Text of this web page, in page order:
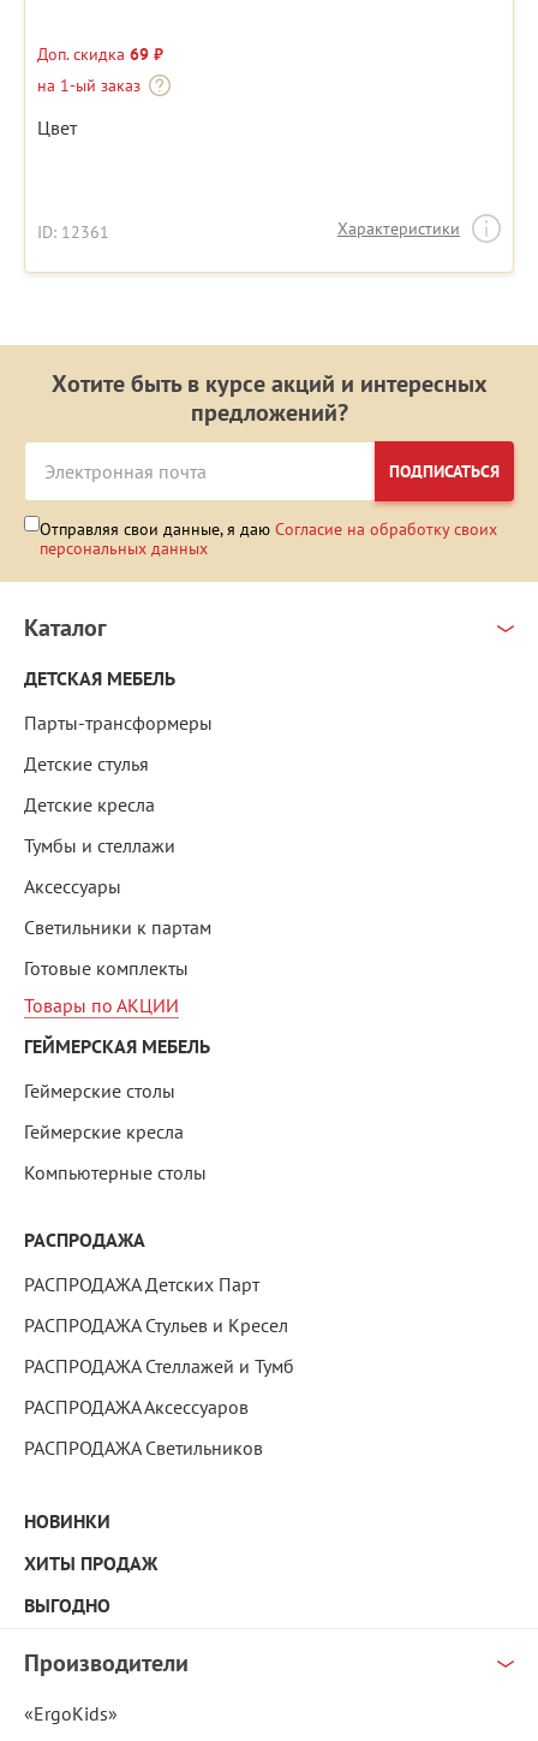
Доп. скидка 69 ₽
на 1-ый заказ
Цвет
ID: 12361 Характеристики
Хотите быть в курсе акций и интересных
предложений?
ПОДПИСАТЬСЯ
Отправляя свои данные, я даю Согласие на обработку своих
персональных данных
Каталог
ДЕТСКАЯ МЕБЕЛЬ
Парты-трансформеры
Детские стулья
Детские кресла
Тумбы и стеллажи
Аксессуары
Светильники к партам
Готовые комплекты
Товары по АКЦИИ
ГЕЙМЕРСКАЯ МЕБЕЛЬ
Геймерские столы
Геймерские кресла
Компьютерные столы
РАСПРОДАЖА
РАСПРОДАЖА Детских Парт
РАСПРОДАЖА Стульев и Кресел
РАСПРОДАЖА Стеллажей и Тумб
РАСПРОДАЖА Аксессуаров
РАСПРОДАЖА Светильников
НОВИНКИ
ХИТЫ ПРОДАЖ
ВЫГОДНО
Производители
«ErgoKids»